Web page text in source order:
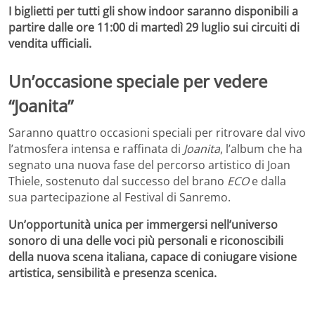
I biglietti per tutti gli show indoor saranno disponibili a
partire dalle ore 11:00 di martedì 29 luglio sui circuiti di
vendita ufficiali.
Un’occasione speciale per vedere
“Joanita”
Saranno quattro occasioni speciali per ritrovare dal vivo
l’atmosfera intensa e raffinata di Joanita, l’album che ha
segnato una nuova fase del percorso artistico di Joan
Thiele, sostenuto dal successo del brano ECOe dalla
sua partecipazione al Festival di Sanremo.
Un’opportunità unica per immergersi nell’universo
sonoro di una delle voci più personali e riconoscibili
della nuova scena italiana, capace di coniugare visione
artistica, sensibilità e presenza scenica.